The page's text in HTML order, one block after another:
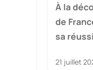
À la
de
sa
21 juillet